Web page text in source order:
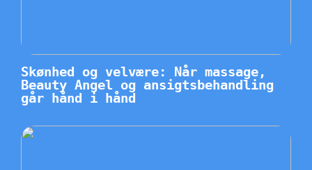
Skønhed og velvære: Når massage,
Beauty Angel og ansigtsbehandling
går hånd i hånd